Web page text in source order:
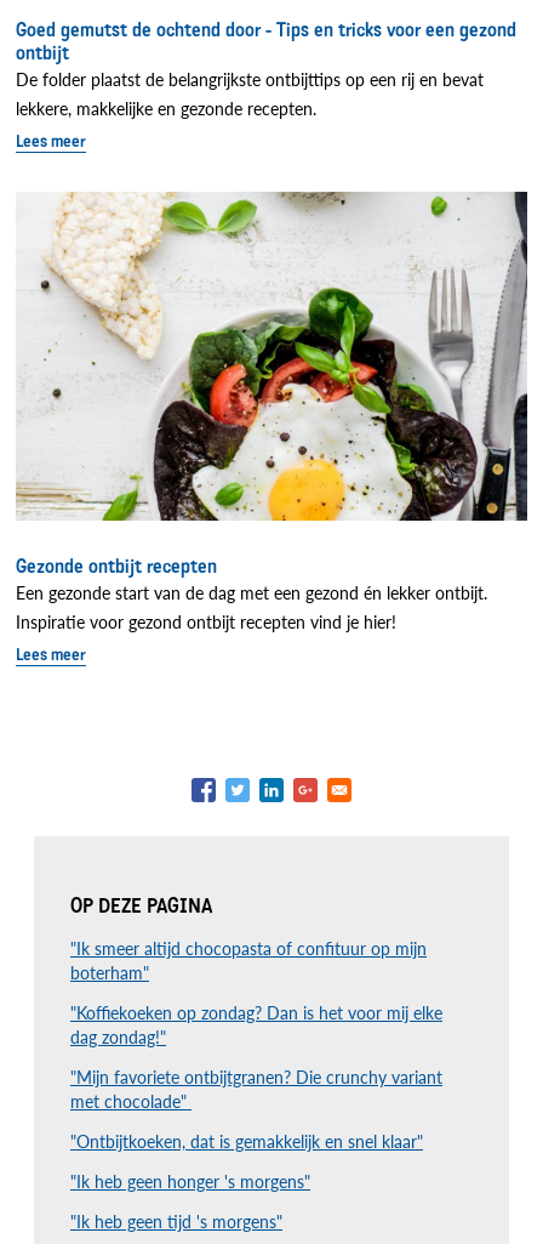
Goed gemutst de ochtend door - Tips en tricks voor een gezond
ontbijt
De folder plaatst de belangrijkste ontbijttips op een rij en bevat
lekkere, makkelijke en gezonde recepten.
Lees meer
Gezonde ontbijt recepten
Een gezonde start van de dag met een gezond én lekker ontbijt.
Inspiratie voor gezond ontbijt recepten vind je hier!
Lees meer
OP DEZE PAGINA
"Ik smeer altijd chocopasta of confituur op mijn
boterham"
"Koffiekoeken op zondag? Dan is het voor mij elke
dag zondag!"
"Mijn favoriete ontbijtgranen? Die crunchy variant
met chocolade"
"Ontbijtkoeken, dat is gemakkelijk en snel klaar"
"Ik heb geen honger 's morgens"
"Ik heb geen tijd 's morgens"